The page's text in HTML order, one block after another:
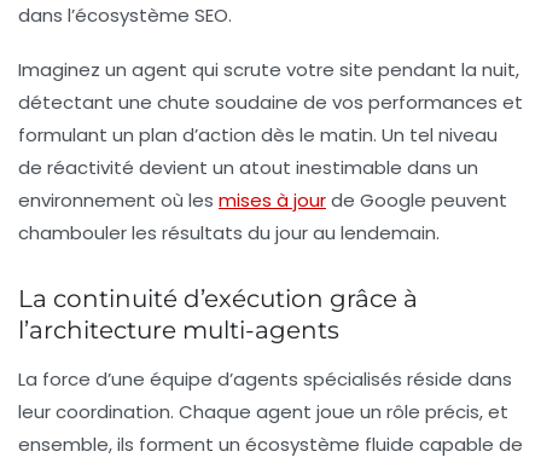
dans l’écosystème SEO.
Imaginez un agent qui scrute votre site pendant la nuit,
détectant une chute soudaine de vos performances et
formulant un plan d’action dès le matin. Un tel niveau
de réactivité devient un atout inestimable dans un
environnement où les mises à jourde Google peuvent
chambouler les résultats du jour au lendemain.
La continuité d’exécution grâce à
l’architecture multi-agents
La force d’une équipe d’agents spécialisés réside dans
leur coordination. Chaque agent joue un rôle précis, et
ensemble, ils forment un écosystème fluide capable de